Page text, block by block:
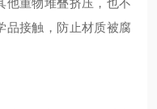
他重物堆叠挤压，也不
品接触，防止材质被腐